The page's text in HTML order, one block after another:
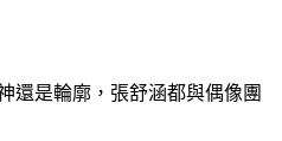
還是輪廓，張舒涵都與偶像團